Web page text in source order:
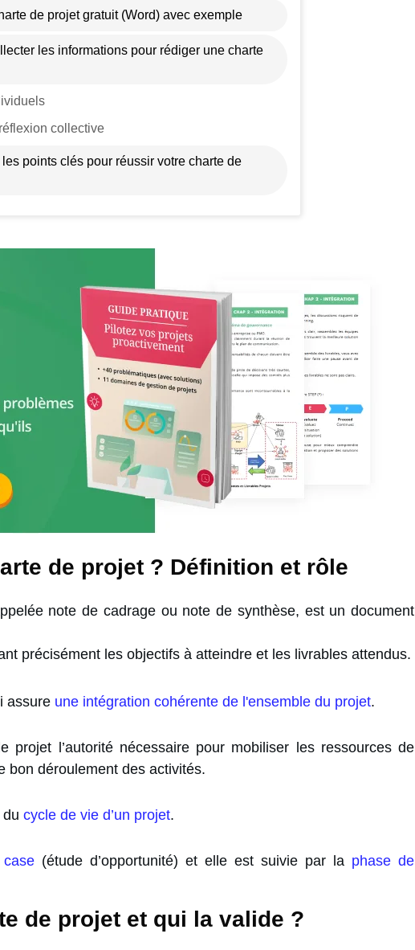
de projet gratuit (Word) avec exemple
les informations pour rédiger une charte
collective
points clés pour réussir votre charte de
de projet ? Définition et rôle
note de cadrage ou note de synthèse, est un document
précisément les objectifs à atteindre et les livrables attendus.
assure une intégration cohérente de l'ensemble du projet.
projet l’autorité nécessaire pour mobiliser les ressources de
bon déroulement des activités.
du cycle de vie d’un projet.
(étude d’opportunité) et elle est suivie par la phase de
de projet et qui la valide ?